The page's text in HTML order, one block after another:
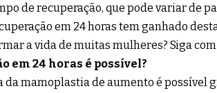
de recuperação, que pode variar de
em 24 horas tem ganhado
a vida de muitas mulheres? Siga
em 24 horas é possível?
da mamoplastia de aumento é possível